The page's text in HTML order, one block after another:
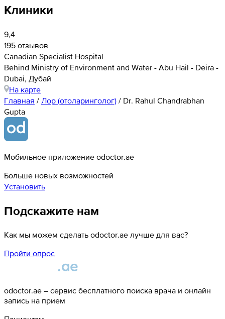
Клиники
9,4
195 отзывов
Canadian Specialist Hospital
Behind Ministry of Environment and Water - Abu Hail - Deira -
Dubai, Дубай
На карте
Главная / Лор (отоларинголог) / Dr. Rahul Chandrabhan
Gupta
Мобильное приложение odoctor.ae
Больше новых возможностей
Установить
Подскажите нам
Как мы можем сделать odoctor.ae лучше для вас?
Пройти опрос
odoctor.ae – сервис бесплатного поиска врача и онлайн
запись на прием